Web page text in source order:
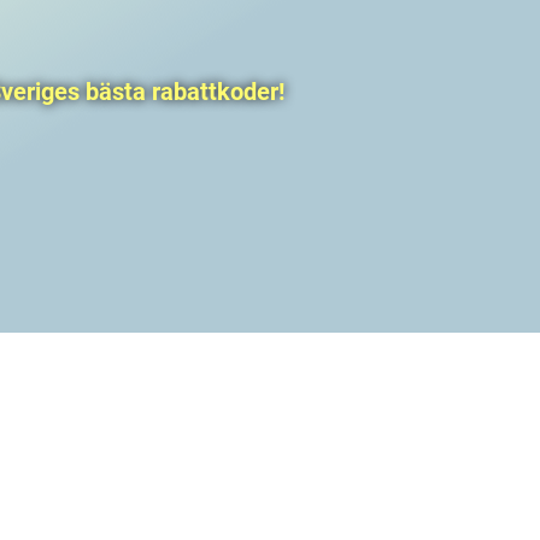
bästa rabattkoder!